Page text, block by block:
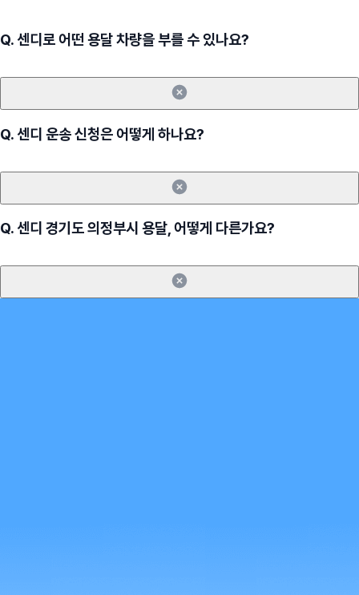
Q.센디로 어떤 용달 차량을 부를 수 있나요?
Q.센디 운송 신청은 어떻게 하나요?
Q.센디 경기도 의정부시 용달, 어떻게 다른가요?